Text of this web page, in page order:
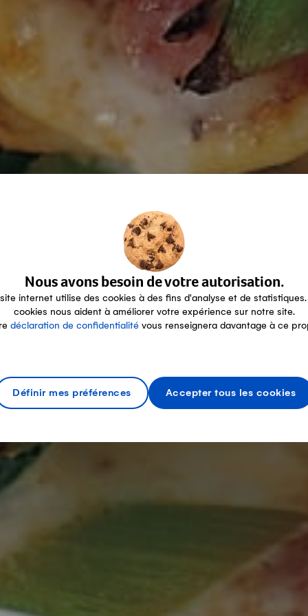
Nous avons besoin de votre autorisation.
internet utilise des cookies à des fins d'analyse et de statistiques.
cookies nous aident à améliorer votre expérience sur notre site.
déclaration de confidentialité vous renseignera davantage à ce
Définir mes préférences Accepter tous les cookies